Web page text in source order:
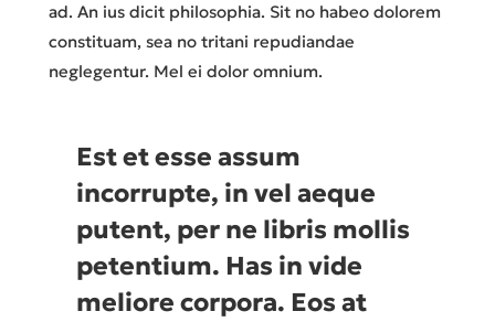
ad. An ius dicit philosophia. Sit no habeo dolorem
constituam, sea no tritani repudiandae
neglegentur. Mel ei dolor omnium.
Est et esse assum
incorrupte, in vel aeque
putent, per ne libris mollis
petentium. Has in vide
meliore corpora. Eos at